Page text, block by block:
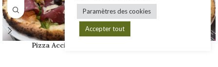
Pizza Acciuga
Paramètres des cookies
Accepter tout